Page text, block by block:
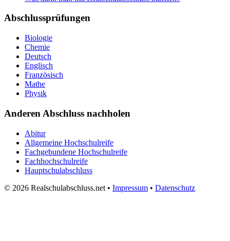
Abschlussprüfungen
Biologie
Chemie
Deutsch
Englisch
Französisch
Mathe
Physik
Anderen Abschluss nachholen
Abitur
Allgemeine Hochschulreife
Fachgebundene Hochschulreife
Fachhochschulreife
Hauptschulabschluss
© 2026 Realschulabschluss.net • Impressum • Datenschutz